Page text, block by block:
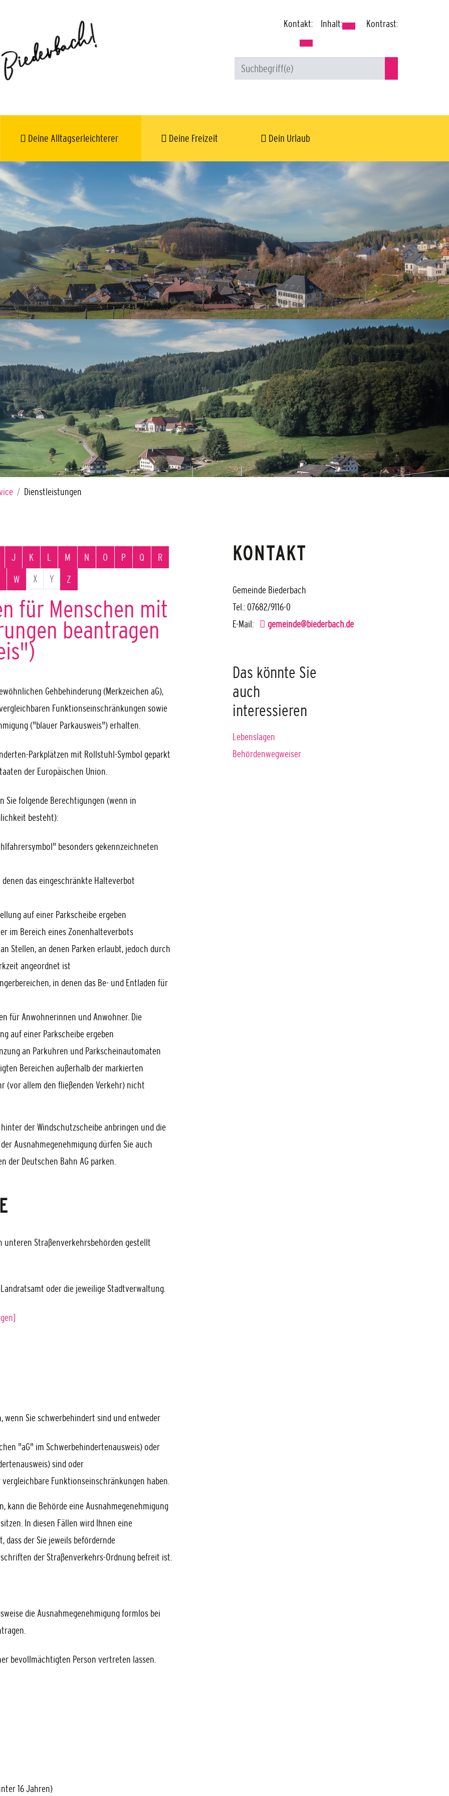
Kontakt: Inhalt: Kontrast:
Deine Alltagserleichterer Deine Freizeit Dein Urlaub
Dienstleistungen
J K L M N O P Q
R
W X Y Z
für Menschen mit
beantragen
Gehbehinderung (Merkzeichen aG),
Funktionseinschränkungen sowie
("blauer Parkausweis") erhalten.
Parkplätzen mit Rollstuhl-Symbol geparkt
der Europäischen Union.
Sie folgende Berechtigungen (wenn in
besteht):
besonders gekennzeichneten
das eingeschränkte Halteverbot
auf einer Parkscheibe ergeben
im Bereich eines Zonenhalteverbots
Stellen, an denen Parken erlaubt, jedoch durch
angeordnet ist
in denen das Be- und Entladen für
für Anwohnerinnen und Anwohner. Die
auf einer Parkscheibe ergeben
an Parkuhren und Parkscheinautomaten
Bereichen außerhalb der markierten
(vor allem den fließenden Verkehr) nicht
der Windschutzscheibe anbringen und die
Ausnahmegenehmigung dürfen Sie auch
der Deutschen Bahn AG parken.
unteren Straßenverkehrsbehörden gestellt
oder die jeweilige Stadtverwaltung.
wenn Sie schwerbehindert sind und entweder
"aG" im Schwerbehindertenausweis) oder
sind oder
Funktionseinschränkungen haben.
kann die Behörde eine Ausnahmegenehmigung
In diesen Fällen wird Ihnen eine
dass der Sie jeweils befördernde
der Straßenverkehrs-Ordnung befreit ist.
die Ausnahmegenehmigung formlos bei
bevollmächtigten Person vertreten lassen.
16 Jahren)
KONTAKT
Gemeinde Biederbach
Tel.: 07682/9116-0
E-Mail:
gemeinde@biederbach.de
Das könnte Sie
auch
interessieren
Lebenslagen
Behördenwegweiser